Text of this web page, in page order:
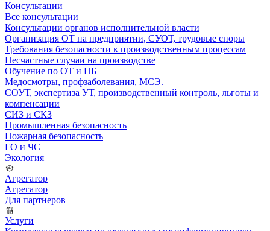
Консультации
Все консультации
Консультации органов исполнительной власти
Организация ОТ на предприятии, СУОТ, трудовые споры
Требования безопасности к производственным процессам
Несчастные случаи на производстве
Обучение по ОТ и ПБ
Медосмотры, профзаболевания, МСЭ.
СОУТ, экспертиза УТ, производственный контроль, льготы и
компенсации
СИЗ и СКЗ
Промышленная безопасность
Пожарная безопасность
ГО и ЧС
Экология
Агрегатор
Агрегатор
Для партнеров
Услуги